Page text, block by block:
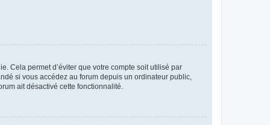
Cela permet d’éviter que votre compte soit utilisé par
si vous accédez au forum depuis un ordinateur public,
ait désactivé cette fonctionnalité.